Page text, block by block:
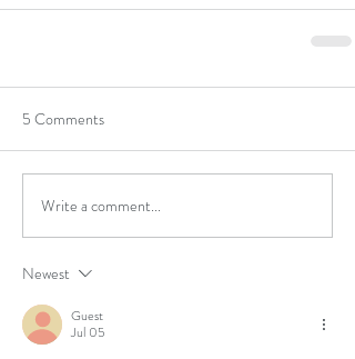
5 Comments
Write a comment...
Newest
Guest
Jul 05